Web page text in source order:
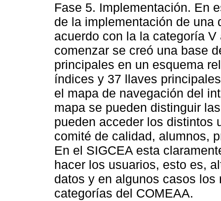
Fase 5. Implementación. En
de la implementación de una
acuerdo con la la categoría
comenzar se creó una base
principales en un esquema
índices y 37 llaves
el mapa de navegación del
mapa se pueden distinguir
pueden acceder los distintos
comité de calidad, alumnos,
En el SIGCEA esta
hacer los usuarios, esto es,
datos y en algunos casos
categorías del COMEAA.